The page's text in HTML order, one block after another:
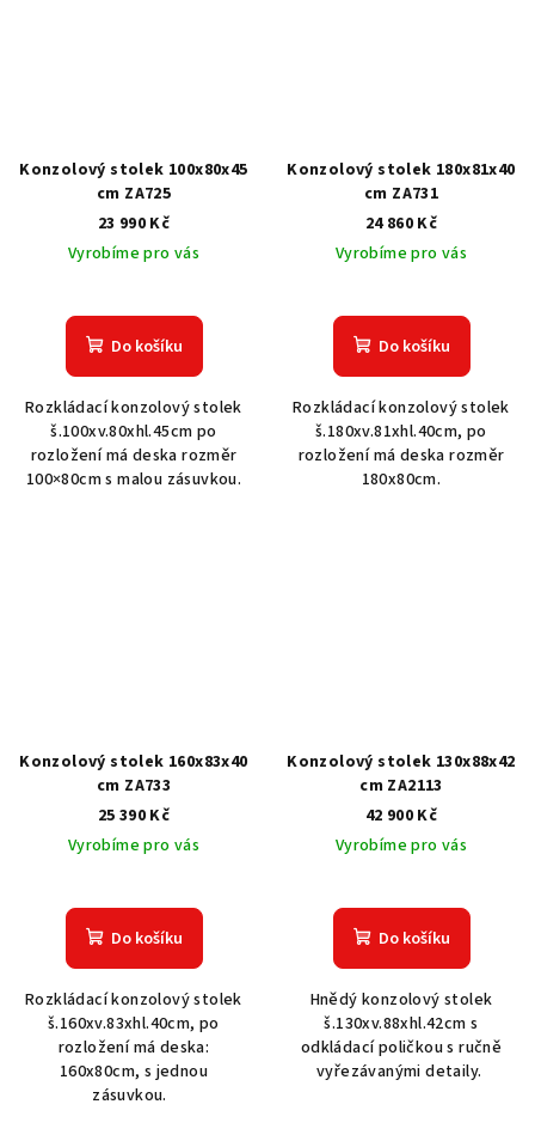
Konzolový stolek 100x80x45
cm ZA725
23 990 Kč
Vyrobíme pro vás
Do košíku
Rozkládací konzolový stolek
š.100xv.80xhl.45cm po
rozložení má deska rozměr
100×80cm s malou zásuvkou.
Konzolový stolek 180x81x40
cm ZA731
24 860 Kč
Vyrobíme pro vás
Do košíku
Rozkládací konzolový stolek
š.180xv.81xhl.40cm, po
rozložení má deska rozměr
180x80cm.
Konzolový stolek 160x83x40
cm ZA733
25 390 Kč
Vyrobíme pro vás
Do košíku
Rozkládací konzolový stolek
š.160xv.83xhl.40cm, po
rozložení má deska:
160x80cm, s jednou
zásuvkou.
Konzolový stolek 130x88x42
cm ZA2113
42 900 Kč
Vyrobíme pro vás
Do košíku
Hnědý konzolový stolek
š.130xv.88xhl.42cm s
odkládací poličkou s ručně
vyřezávanými detaily.